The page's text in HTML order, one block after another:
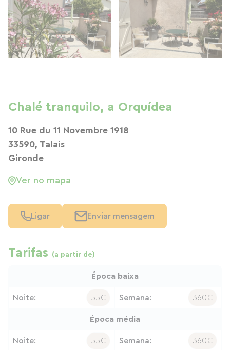
Chalé tranquilo, a Orquídea
10 Rue du 11 Novembre 1918
33590, Talais
Gironde
Ver no mapa
Ligar Enviar mensagem
Tarifas (a partir de)
Época baixa
Noite: 55€ Semana: 360€
Época média
Noite: 55€ Semana: 360€